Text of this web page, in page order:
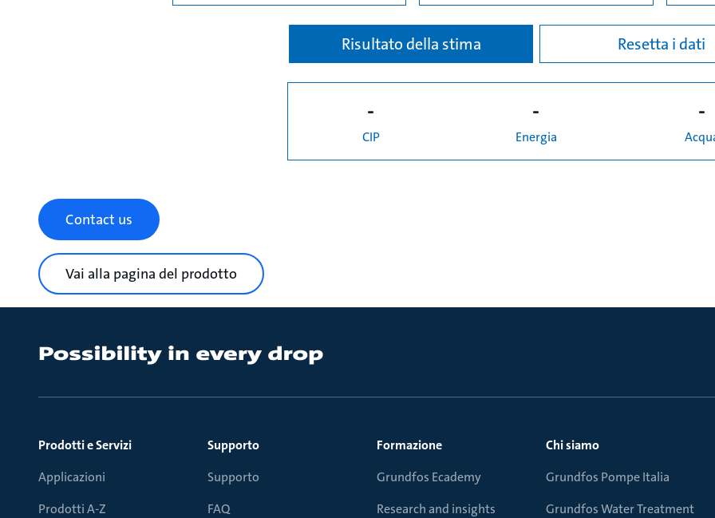
Risultato della stima Resetta i dati
-
CIP
-
Energia
-
Contact us
Vai alla pagina del prodotto
Prodotti e Servizi
Applicazioni
Prodotti A-Z
Supporto
Supporto
FAQ
Formazione
Grundfos Ecademy
Research and insights
Chi siamo
Grundfos Pompe Italia
Grundfos Water Treatment